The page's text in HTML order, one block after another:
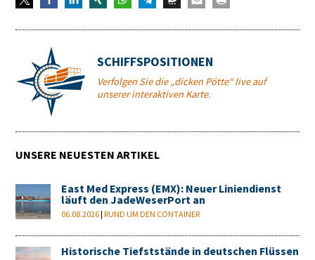
SCHIFFSPOSITIONEN
Verfolgen Sie die „dicken Pötte“ live auf
unserer interaktiven Karte.
UNSERE NEUESTEN ARTIKEL
East Med Express (EMX): Neuer Liniendienst
läuft den JadeWeserPort an
06.08.2026 |RUND UM DEN CONTAINER
Historische Tiefststände in deutschen Flüssen